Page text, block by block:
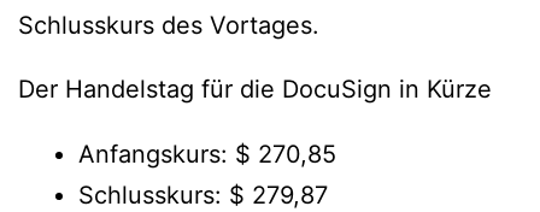
Schlusskurs des Vortages.
Der Handelstag für die DocuSign in Kürze
Anfangskurs: $ 270,85
Schlusskurs: $ 279,87